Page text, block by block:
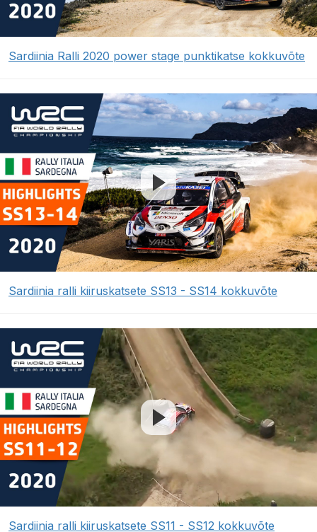
Sardiinia Ralli 2020 power stage punktikatse kokkuvõte
Sardiinia ralli kiiruskatsete SS13 - SS14 kokkuvõte
Sardiinia ralli kiiruskatsete SS11 - SS12 kokkuvõte